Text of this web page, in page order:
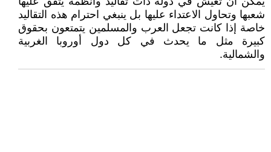
شعبها وتحاول الاعتداء عليها بل ينبغي احترام هذه التقاليد
خاصة إذا كانت تجعل العرب والمسلمين يتمتعون بحقوق
كبيرة مثل ما يحدث في كل دول أوروبا الغربية
والشمالية.